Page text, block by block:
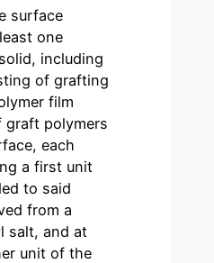
surface
one
including
of grafting
film
polymers
each
a first unit
to said
from a
salt, and at
unit of the